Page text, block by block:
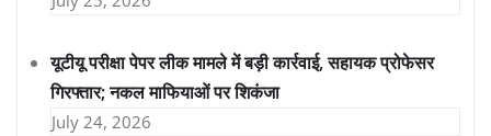
यूटीयू परीक्षा पेपर लीक मामले में बड़ी कार्रवाई, सहायक प्रोफेसर
गिरफ्तार; नकल माफियाओं पर शिकंजा
July 24, 2026